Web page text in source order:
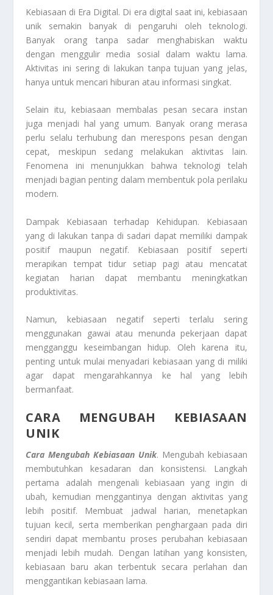
Kebiasaan di Era Digital. Di era digital saat ini, kebiasaan
unik semakin banyak di pengaruhi oleh teknologi.
Banyak orang tanpa sadar menghabiskan waktu
dengan menggulir media sosial dalam waktu lama.
Aktivitas ini sering di lakukan tanpa tujuan yang jelas,
hanya untuk mencari hiburan atau informasi singkat.
Selain itu, kebiasaan membalas pesan secara instan
juga menjadi hal yang umum. Banyak orang merasa
perlu selalu terhubung dan merespons pesan dengan
cepat, meskipun sedang melakukan aktivitas lain.
Fenomena ini menunjukkan bahwa teknologi telah
menjadi bagian penting dalam membentuk pola perilaku
modern.
Dampak Kebiasaan terhadap Kehidupan. Kebiasaan
yang di lakukan tanpa di sadari dapat memiliki dampak
positif maupun negatif. Kebiasaan positif seperti
merapikan tempat tidur setiap pagi atau mencatat
kegiatan harian dapat membantu meningkatkan
produktivitas.
Namun, kebiasaan negatif seperti terlalu sering
menggunakan gawai atau menunda pekerjaan dapat
mengganggu keseimbangan hidup. Oleh karena itu,
penting untuk mulai menyadari kebiasaan yang di miliki
agar dapat mengarahkannya ke hal yang lebih
bermanfaat.
CARA MENGUBAH KEBIASAAN
UNIK
Cara Mengubah Kebiasaan Unik. Mengubah kebiasaan
membutuhkan kesadaran dan konsistensi. Langkah
pertama adalah mengenali kebiasaan yang ingin di
ubah, kemudian menggantinya dengan aktivitas yang
lebih positif. Membuat jadwal harian, menetapkan
tujuan kecil, serta memberikan penghargaan pada diri
sendiri dapat membantu proses perubahan kebiasaan
menjadi lebih mudah. Dengan latihan yang konsisten,
kebiasaan baru akan terbentuk secara perlahan dan
menggantikan kebiasaan lama.